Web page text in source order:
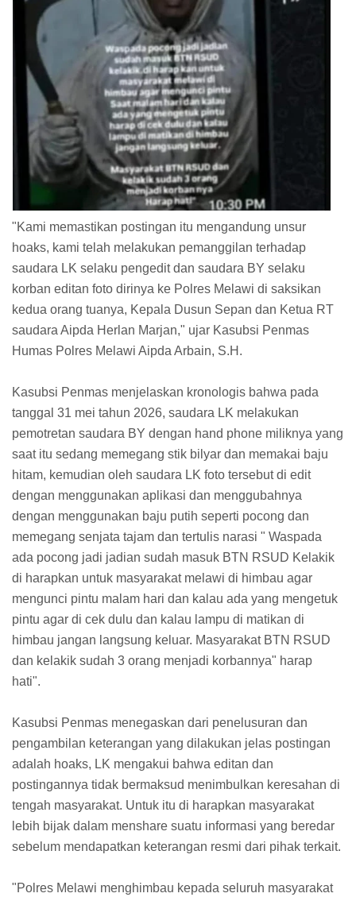
"Kami memastikan postingan itu mengandung unsur
hoaks, kami telah melakukan pemanggilan terhadap
saudara LK selaku pengedit dan saudara BY selaku
korban editan foto dirinya ke Polres Melawi di saksikan
kedua orang tuanya, Kepala Dusun Sepan dan Ketua RT
saudara Aipda Herlan Marjan," ujar Kasubsi Penmas
Humas Polres Melawi Aipda Arbain, S.H.
Kasubsi Penmas menjelaskan kronologis bahwa pada
tanggal 31 mei tahun 2026, saudara LK melakukan
pemotretan saudara BY dengan hand phone miliknya yang
saat itu sedang memegang stik bilyar dan memakai baju
hitam, kemudian oleh saudara LK foto tersebut di edit
dengan menggunakan aplikasi dan menggubahnya
dengan menggunakan baju putih seperti pocong dan
memegang senjata tajam dan tertulis narasi " Waspada
ada pocong jadi jadian sudah masuk BTN RSUD Kelakik
di harapkan untuk masyarakat melawi di himbau agar
mengunci pintu malam hari dan kalau ada yang mengetuk
pintu agar di cek dulu dan kalau lampu di matikan di
himbau jangan langsung keluar. Masyarakat BTN RSUD
dan kelakik sudah 3 orang menjadi korbannya" harap
hati".
Kasubsi Penmas menegaskan dari penelusuran dan
pengambilan keterangan yang dilakukan jelas postingan
adalah hoaks, LK mengakui bahwa editan dan
postingannya tidak bermaksud menimbulkan keresahan di
tengah masyarakat. Untuk itu di harapkan masyarakat
lebih bijak dalam menshare suatu informasi yang beredar
sebelum mendapatkan keterangan resmi dari pihak terkait.
"Polres Melawi menghimbau kepada seluruh masyarakat